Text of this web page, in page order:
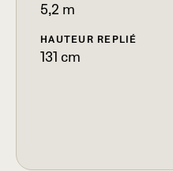
5,2 m
HAUTEUR REPLIÉ
131 cm